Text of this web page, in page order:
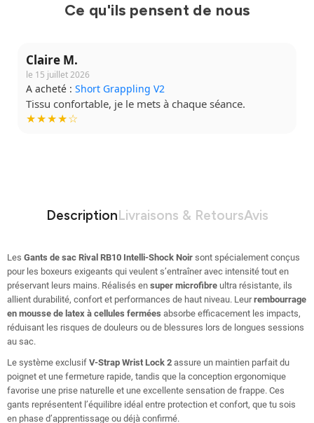
Ce qu'ils pensent de nous
Claire M.
le 15 juillet 2026
A acheté : Short Grappling V2
Tissu confortable, je le mets à chaque séance.
★★★★☆
DescriptionLivraisons & RetoursAvis
Les Gants de sac Rival RB10 Intelli-Shock Noir sont spécialement conçus
pour les boxeurs exigeants qui veulent s’entraîner avec intensité tout en
préservant leurs mains. Réalisés en super microfibre ultra résistante, ils
allient durabilité, confort et performances de haut niveau. Leurrembourrage
en mousse de latex à cellules fermées absorbe efficacement les impacts,
réduisant les risques de douleurs ou de blessures lors de longues sessions
au sac.
Le système exclusif V-Strap Wrist Lock 2 assure un maintien parfait du
poignet et une fermeture rapide, tandis que la conception ergonomique
favorise une prise naturelle et une excellente sensation de frappe. Ces
gants représentent l’équilibre idéal entre protection et confort, que tu sois
en phase d’apprentissage ou déjà confirmé.